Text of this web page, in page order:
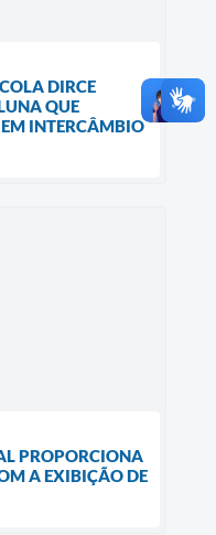
DIRCE
QUE
EM INTERCÂMBIO
PROPORCIONA
A EXIBIÇÃO DE